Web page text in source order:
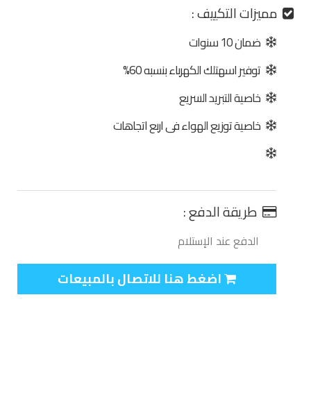
مميزات التكييف :
ضمان 10 سنوات
توفير اسهتلك الكهرباء بنسبه 60%
خاصية التبريد السريع
خاصية توزيع الهواء فى اربع اتجاهات
طريقة الدفع :
الدفع عند الإستلام
اضغط هنا للاتصال بالمبيعات